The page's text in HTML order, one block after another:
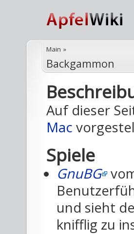
Main »
Backgammon
Auf dieser
Mac
Spiele
GnuBG
und sieht
knifflig zu